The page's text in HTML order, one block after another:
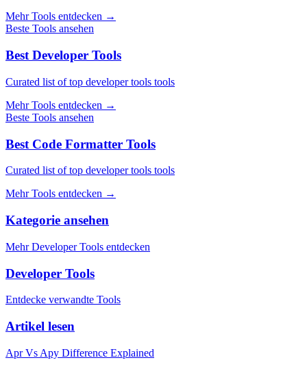
Mehr Tools entdecken →
Beste Tools ansehen
Best Developer Tools
Curated list of top developer tools tools
Mehr Tools entdecken →
Beste Tools ansehen
Best Code Formatter Tools
Curated list of top developer tools tools
Mehr Tools entdecken →
Kategorie ansehen
Mehr Developer Tools entdecken
Developer Tools
Entdecke verwandte Tools
Artikel lesen
Apr Vs Apy Difference Explained